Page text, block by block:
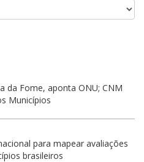
da Fome, aponta ONU; CNM
Municípios
para mapear avaliações
brasileiros